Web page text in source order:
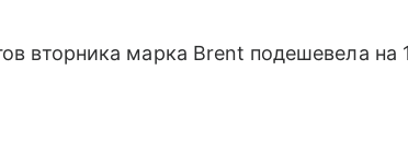
вторника марка Brent подешевела на